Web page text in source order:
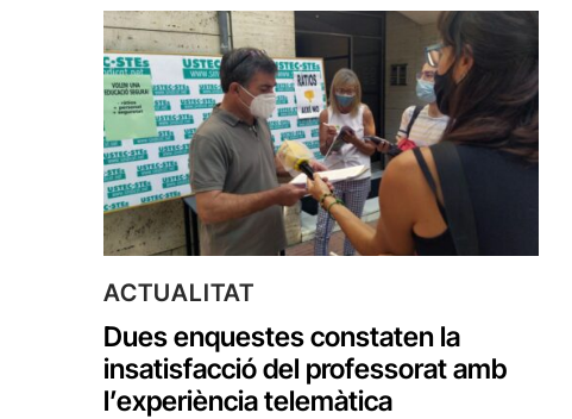
ACTUALITAT
Dues enquestes constaten la
insatisfacció del professorat amb
l’experiència telemàtica